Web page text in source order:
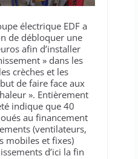
électrique EDF a
de débloquer une
afin d’installer
» dans les
crèches et les
de faire face aux
». Entièrement
indique que 40
au financement
(ventilateurs,
mobiles et fixes)
d’ici la fin